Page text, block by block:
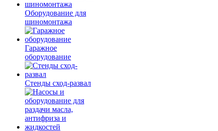
Оборудование для
шиномонтажа
Гаражное
оборудование
Стенды сход-развал